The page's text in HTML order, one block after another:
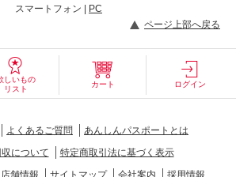
スマートフォン | PC
ページ上部へ戻る
しいもの
リスト
カート ログイン
よくあるご質問
あんしんパスポートとは
について
特定商取引法に基づく表示
店舗情報 サイトマップ 会社案内 採用情報